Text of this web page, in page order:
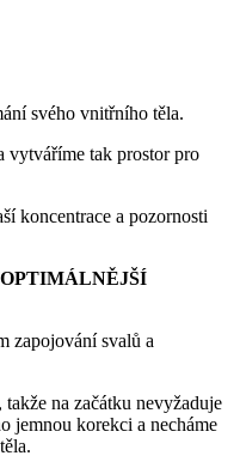
svého vnitřního těla.
vytváříme tak prostor pro
koncentrace a pozornosti
zapojování svalů a
, takže na začátku nevyžaduje
jemnou korekci a necháme